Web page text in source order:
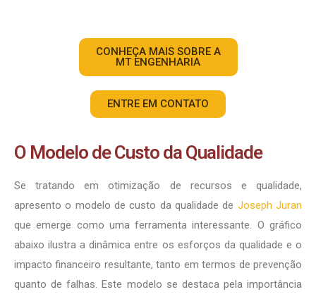
CONHEÇA MAIS SOBRE A
MT ENGENHARIA
ENTRE EM CONTATO
O Modelo de Custo da Qualidade
Se tratando em otimização de recursos e qualidade,
apresento o modelo de custo da qualidade de Joseph Juran
que emerge como uma ferramenta interessante. O gráfico
abaixo ilustra a dinâmica entre os esforços da qualidade e o
impacto financeiro resultante, tanto em termos de prevenção
quanto de falhas. Este modelo se destaca pela importância